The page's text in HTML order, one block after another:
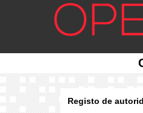
Registo de